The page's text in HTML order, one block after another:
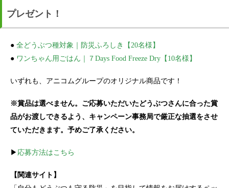
プレゼント！
● 全どうぶつ種対象｜防災ふろしき【20名様】
● ワンちゃん用ごはん｜７Days Food Freeze Dry【10名様】
いずれも、アニコムグループのオリジナル商品です！
※賞品は選べません。ご応募いただいたどうぶつさんに合った賞
品がお渡しできるよう、キャンペーン事務局で厳正な抽選をさせ
ていただきます。予めご了承ください。
▶ 応募方法はこちら
【関連サイト】